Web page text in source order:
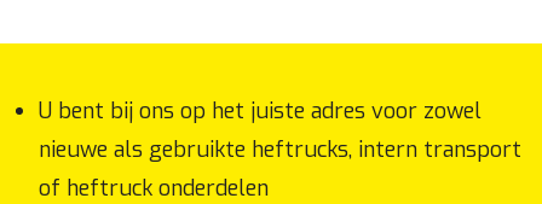
U bent bij ons op het juiste adres voor zowel
nieuwe als gebruikte heftrucks, intern transport
of heftruck onderdelen